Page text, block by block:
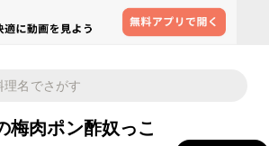
梅肉ポン酢奴っこ